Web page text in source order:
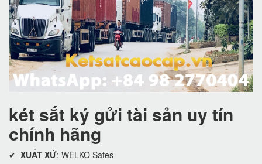
két sắt ký gửi tài sản uy tín
chính hãng
✔ XUẤT XỨ: WELKO Safes